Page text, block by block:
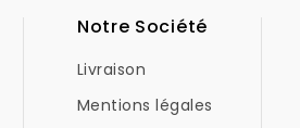
Notre Société
Livraison
Mentions légales